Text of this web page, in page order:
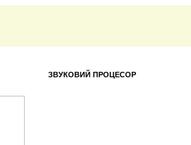
ЗВУКОВИЙ ПРОЦЕСОР